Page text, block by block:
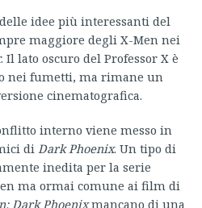
idee più interessanti del
maggiore degli X-Men nei
lato oscuro del Professor X è
nei fumetti, ma rimane un
cinematografica.
interno viene messo in
diDark Phoenix. Un tipo di
inedita per la serie
ma ormai comune ai film di
Dark Phoenixmancano di una